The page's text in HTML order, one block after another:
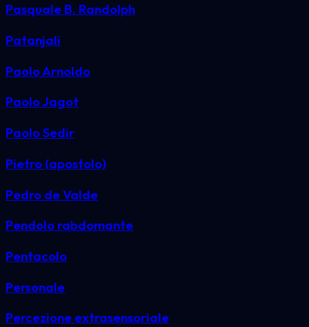
Pasquale B. Randolph
Patanjali
Paolo Arnoldo
Paolo Jagot
Paolo Sedir
Pietro (apostolo)
Pedro de Valde
Pendolo rabdomante
Pentacolo
Personale
Percezione extrasensoriale